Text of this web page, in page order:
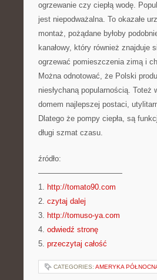
ogrzewanie czy ciepłą wodę.
jest niepodważalna. To okazałe
montaż, pożądane byłoby
kanałowy, który również znajduje
ogrzewać pomieszczenia zimą i
Można odnotować, że Polski
niesłychaną popularnością.
domem najlepszej postaci,
Dlatego że pompy ciepła, są
długi szmat czasu.
źródło:
———————————
1. http://tomato90.com
2. czytaj dalej
3. http://tomuso-ya.com
4. odwiedź stronę
5. przeczytaj całość
CATEGORIES: AMERYKA